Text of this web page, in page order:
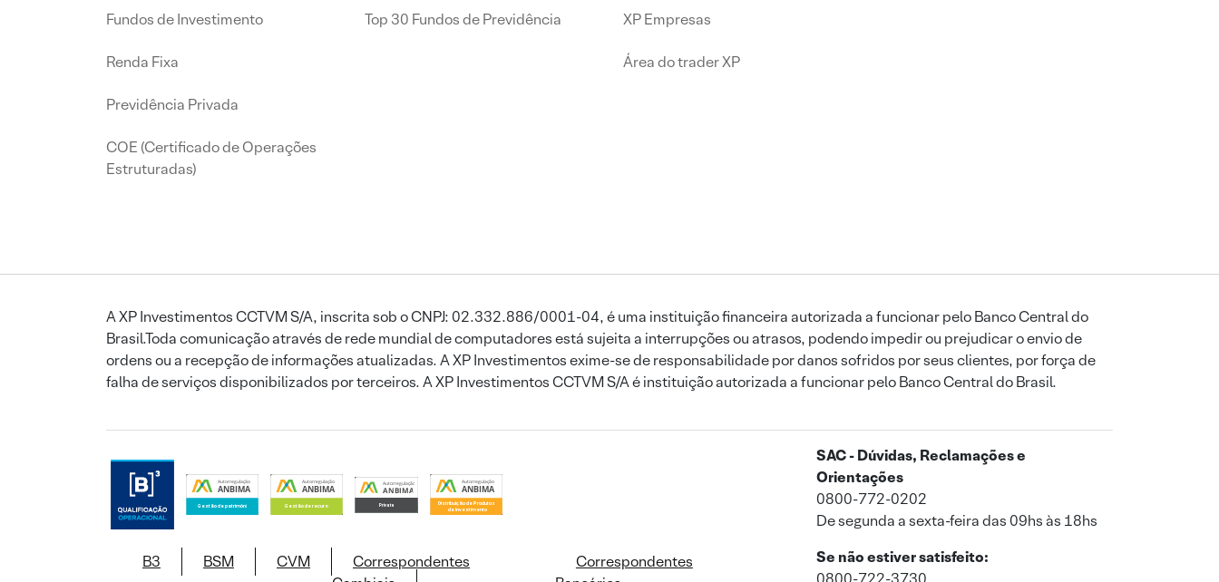
Fundos de Investimento
Renda Fixa
Previdência Privada
COE (Certificado de Operações
Estruturadas)
Top 30 Fundos de Previdência XP Empresas
Área do trader XP
A XP Investimentos CCTVM S/A, inscrita sob o CNPJ: 02.332.886/0001-04, é uma instituição financeira autorizada a funcionar pelo Banco Central do
Brasil.Toda comunicação através de rede mundial de computadores está sujeita a interrupções ou atrasos, podendo impedir ou prejudicar o envio de
ordens ou a recepção de informações atualizadas. A XP Investimentos exime-se de responsabilidade por danos sofridos por seus clientes, por força de
falha de serviços disponibilizados por terceiros. A XP Investimentos CCTVM S/A é instituição autorizada a funcionar pelo Banco Central do Brasil.
B3 BSM CVM
Correspondentes
Correspondentes
SAC - Dúvidas, Reclamações e
Orientações
0800-772-0202
De segunda a sexta-feira das 09hs às 18hs
Se não estiver satisfeito: